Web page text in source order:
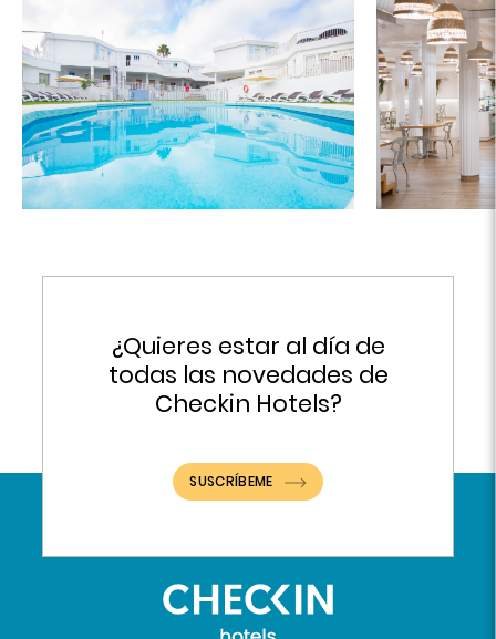
¿Quieres estar al día de
todas las novedades de
Checkin Hotels?
SUSCRÍBEME